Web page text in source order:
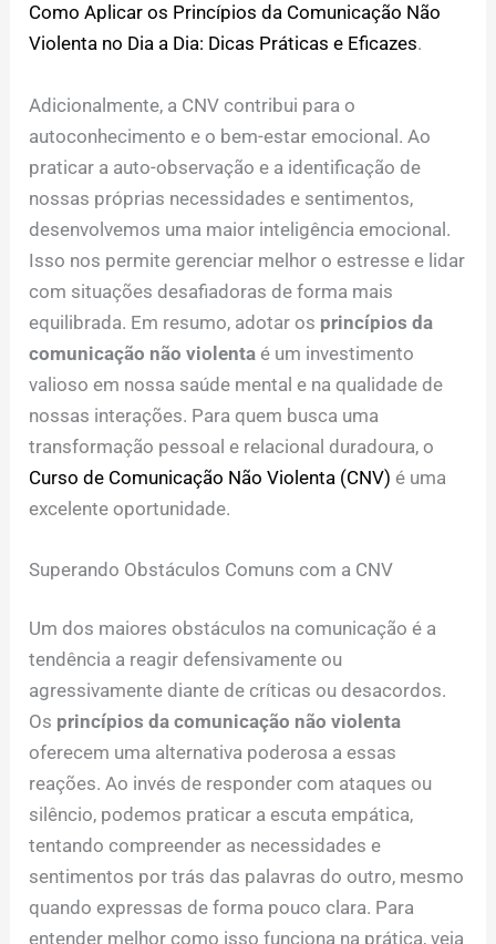
Como Aplicar os Princípios da Comunicação Não
Violenta no Dia a Dia: Dicas Práticas e Eficazes.
Adicionalmente, a CNV contribui para o
autoconhecimento e o bem-estar emocional. Ao
praticar a auto-observação e a identificação de
nossas próprias necessidades e sentimentos,
desenvolvemos uma maior inteligência emocional.
Isso nos permite gerenciar melhor o estresse e lidar
com situações desafiadoras de forma mais
equilibrada. Em resumo, adotar os princípios da
comunicação não violenta é um investimento
valioso em nossa saúde mental e na qualidade de
nossas interações. Para quem busca uma
transformação pessoal e relacional duradoura, o
Curso de Comunicação Não Violenta (CNV) é uma
excelente oportunidade.
Superando Obstáculos Comuns com a CNV
Um dos maiores obstáculos na comunicação é a
tendência a reagir defensivamente ou
agressivamente diante de críticas ou desacordos.
Os princípios da comunicação não violenta
oferecem uma alternativa poderosa a essas
reações. Ao invés de responder com ataques ou
silêncio, podemos praticar a escuta empática,
tentando compreender as necessidades e
sentimentos por trás das palavras do outro, mesmo
quando expressas de forma pouco clara. Para
entender melhor como isso funciona na prática, veja